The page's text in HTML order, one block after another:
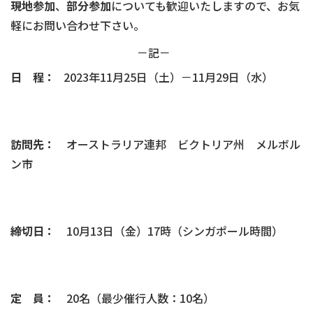
現地参加、 部分参加についても歓迎いたしますので、お気
軽にお問い合わせ下さい。
－記－
日 程：
2023年11月25日（土）－11月29日（水）
訪問先：
オーストラリア連邦 ビクトリア州 メルボル
ン市
締切日： 10月13日（金）17時（シンガポール時間）
定 員： 20名（最少催行人数：10名）